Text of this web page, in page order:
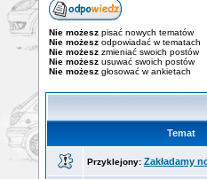
Nie możesz pisać nowych tematów
Nie możesz odpowiadać w tematach
Nie możesz zmieniać swoich postów
Nie możesz usuwać swoich postów
Nie możesz głosować w ankietach
Temat
Przyklejony: Zakładamy